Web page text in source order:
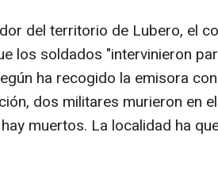
del territorio de Lubero, el
los soldados "intervinieron
ha recogido la emisora
dos militares murieron en
muertos. La localidad ha